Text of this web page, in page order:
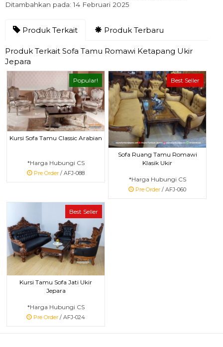
Ditambahkan pada: 14 Februari 2025
Produk Terkait Produk Terbaru
Produk Terkait Sofa Tamu Romawi Ketapang Ukir
Jepara
Popular!
Kursi Sofa Tamu Classic Arabian
*Harga Hubungi CS
Pre Order / AFJ-088
Best Seller
Sofa Ruang Tamu Romawi
Klasik Ukir
*Harga Hubungi CS
Pre Order / AFJ-060
Best Seller
Kursi Tamu Sofa Jati Ukir
Jepara
*Harga Hubungi CS
Pre Order / AFJ-024